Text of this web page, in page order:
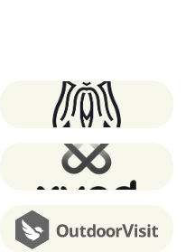
Oddin.gg
XUND
OutdoorVisit